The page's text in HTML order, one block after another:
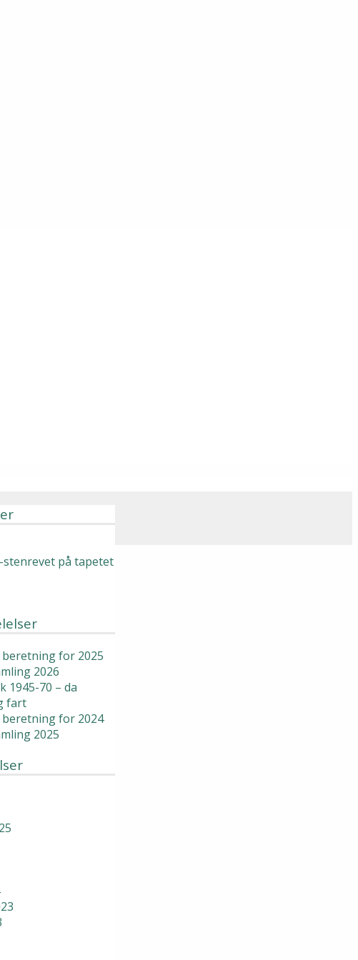
stenrevet på tapetet
for 2025
2026
1945-70 – da
fart
for 2024
2025